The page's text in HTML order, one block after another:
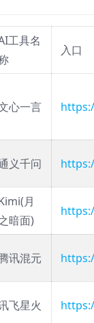
工具名
入口
心一言
义千问
月
暗面)
讯混元
飞星火